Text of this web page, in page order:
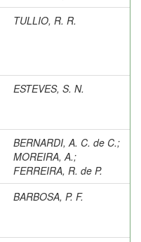
TULLIO, R. R.
ESTEVES, S. N.
BERNARDI, A. C. de C.;
MOREIRA, A.;
FERREIRA, R. de P.
BARBOSA, P. F.